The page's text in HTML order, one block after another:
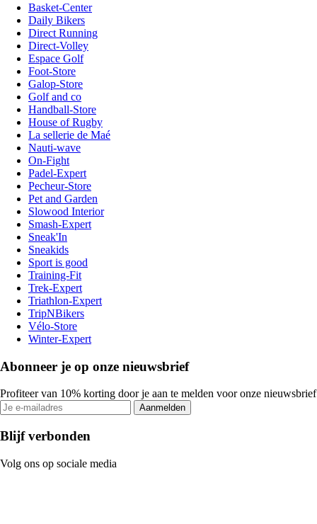
Basket-Center
Daily Bikers
Direct Running
Direct-Volley
Espace Golf
Foot-Store
Galop-Store
Golf and co
Handball-Store
House of Rugby
La sellerie de Maé
Nauti-wave
On-Fight
Padel-Expert
Pecheur-Store
Pet and Garden
Slowood Interior
Smash-Expert
Sneak'In
Sneakids
Sport is good
Training-Fit
Trek-Expert
Triathlon-Expert
TripNBikers
Vélo-Store
Winter-Expert
Abonneer je op onze nieuwsbrief
Profiteer van 10% korting door je aan te melden voor onze nieuwsbrief
Aanmelden
Blijf verbonden
Volg ons op sociale media